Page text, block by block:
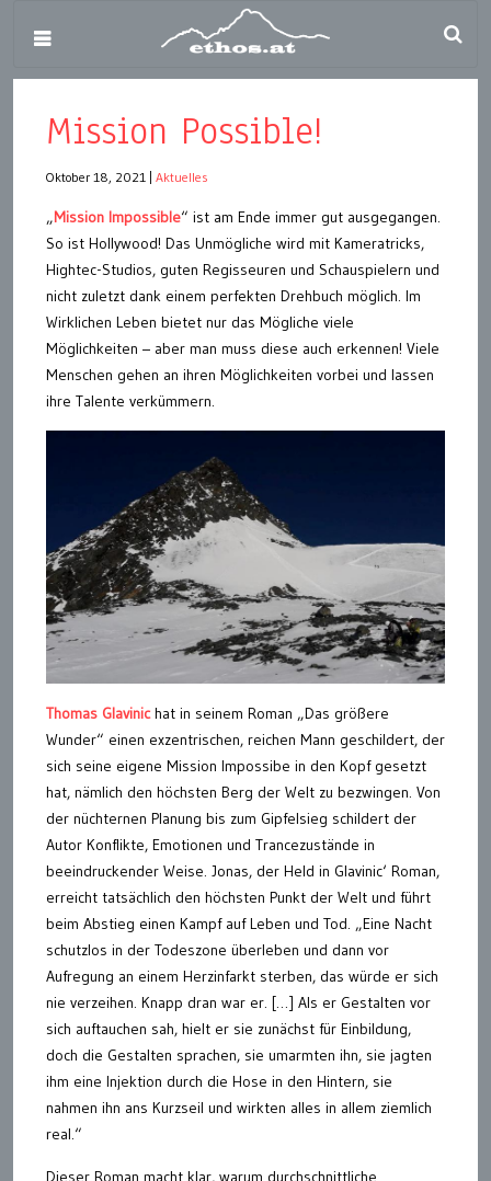
Mission Possible!
Oktober 18, 2021 Aktuelles
„Mission Impossible“ ist am Ende immer gut ausgegangen.
So ist Hollywood! Das Unmögliche wird mit Kameratricks,
Hightec-Studios, guten Regisseuren und Schauspielern und
nicht zuletzt dank einem perfekten Drehbuch möglich. Im
Wirklichen Leben bietet nur das Mögliche viele
Möglichkeiten – aber man muss diese auch erkennen! Viele
Menschen gehen an ihren Möglichkeiten vorbei und lassen
ihre Talente verkümmern.
Thomas Glavinichat in seinem Roman „Das größere
Wunder“ einen exzentrischen, reichen Mann geschildert, der
sich seine eigene Mission Impossibe in den Kopf gesetzt
hat, nämlich den höchsten Berg der Welt zu bezwingen. Von
der nüchternen Planung bis zum Gipfelsieg schildert der
Autor Konflikte, Emotionen und Trancezustände in
beeindruckender Weise. Jonas, der Held in Glavinic‘ Roman,
erreicht tatsächlich den höchsten Punkt der Welt und führt
beim Abstieg einen Kampf auf Leben und Tod. „Eine Nacht
schutzlos in der Todeszone überleben und dann vor
Aufregung an einem Herzinfarkt sterben, das würde er sich
nie verzeihen. Knapp dran war er. […] Als er Gestalten vor
sich auftauchen sah, hielt er sie zunächst für Einbildung,
doch die Gestalten sprachen, sie umarmten ihn, sie jagten
ihm eine Injektion durch die Hose in den Hintern, sie
nahmen ihn ans Kurzseil und wirkten alles in allem ziemlich
real.“
Dieser Roman macht klar, warum durchschnittliche